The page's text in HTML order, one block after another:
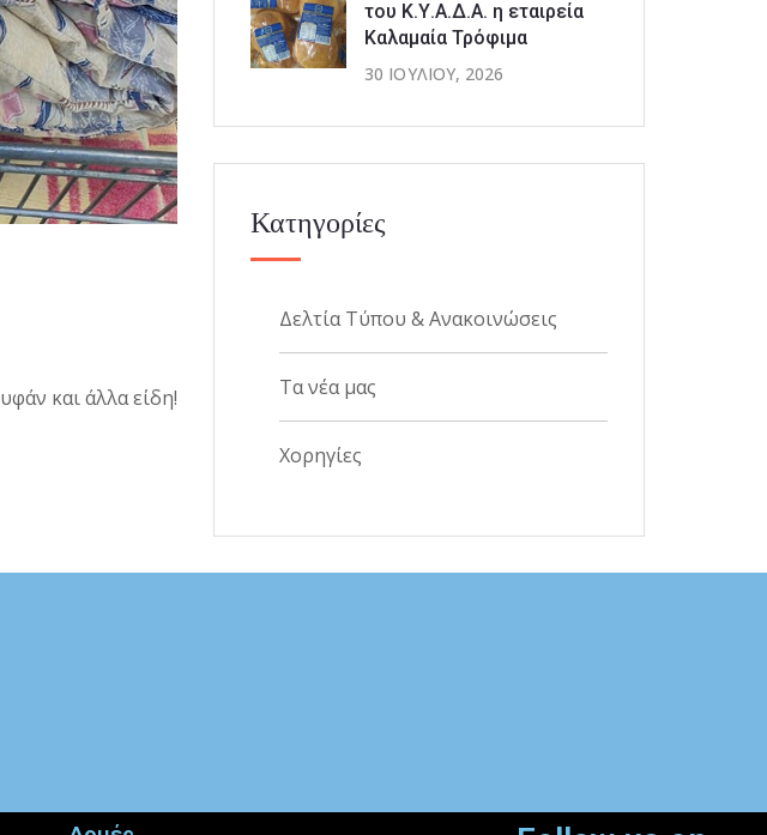
και άλλα είδη!
του Κ.Υ.Α.Δ.Α. η εταιρεία
Καλαμαία Τρόφιμα
30 ΙΟΥΛΊΟΥ, 2026
Κατηγορίες
Δελτία Τύπου & Ανακοινώσεις
Τα νέα μας
Χορηγίες